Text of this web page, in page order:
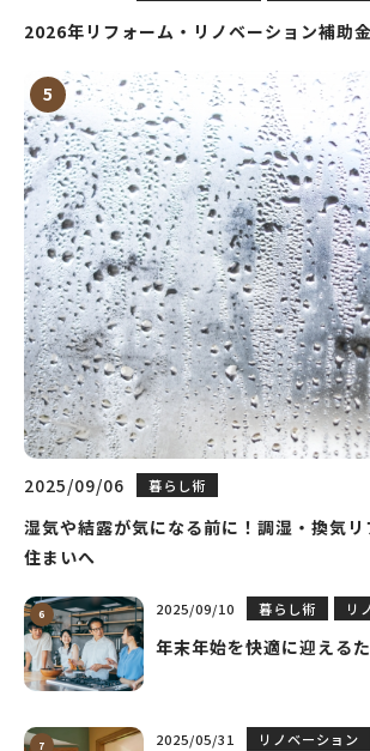
2026年リフォーム・リノベーション補助
2025/09/06 暮らし術
湿気や結露が気になる前に！調湿・換気
住まいへ
2025/09/10 暮らし術 リ
年末年始を快適に迎える
2025/05/31 リノベーション